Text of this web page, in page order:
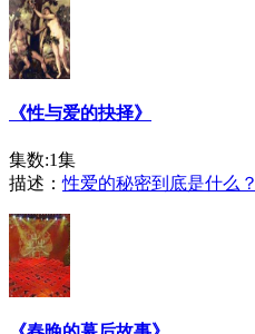
《性与爱的抉择》
集数:1集
描述：性爱的秘密到底是什么？